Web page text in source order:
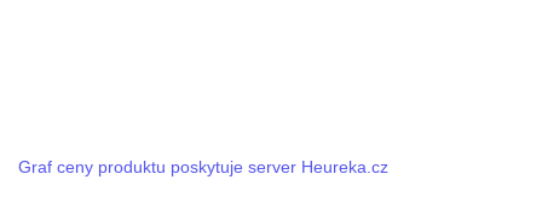
Graf ceny produktu poskytuje server Heureka.cz